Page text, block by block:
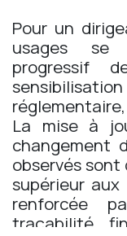
Pour un
usages se
progressif
La mise à
changement
observés
supérieur
renforcée
traçabilité